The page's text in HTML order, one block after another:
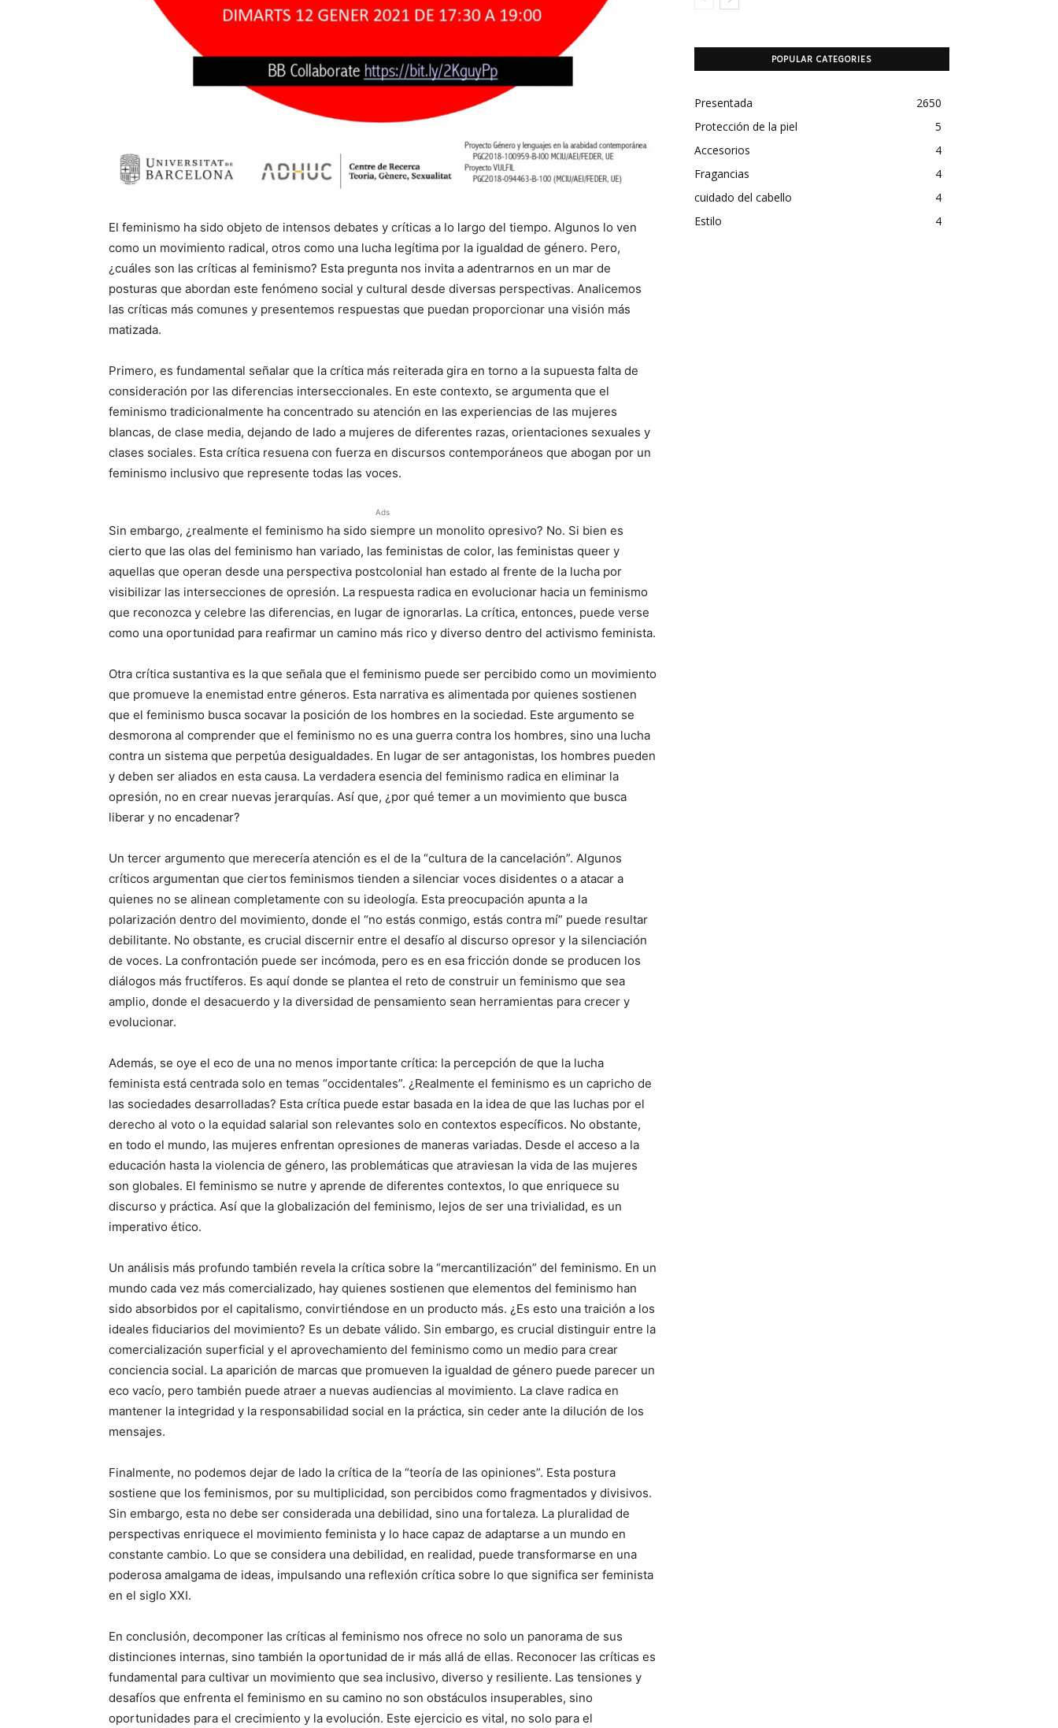
El feminismo ha sido objeto de intensos debates y críticas a lo largo del tiempo. Algunos lo ven
como un movimiento radical, otros como una lucha legítima por la igualdad de género. Pero,
¿cuáles son las críticas al feminismo? Esta pregunta nos invita a adentrarnos en un mar de
posturas que abordan este fenómeno social y cultural desde diversas perspectivas. Analicemos
las críticas más comunes y presentemos respuestas que puedan proporcionar una visión más
matizada.
Primero, es fundamental señalar que la crítica más reiterada gira en torno a la supuesta falta de
consideración por las diferencias interseccionales. En este contexto, se argumenta que el
feminismo tradicionalmente ha concentrado su atención en las experiencias de las mujeres
blancas, de clase media, dejando de lado a mujeres de diferentes razas, orientaciones sexuales y
clases sociales. Esta crítica resuena con fuerza en discursos contemporáneos que abogan por un
feminismo inclusivo que represente todas las voces.
Ads
Sin embargo, ¿realmente el feminismo ha sido siempre un monolito opresivo? No. Si bien es
cierto que las olas del feminismo han variado, las feministas de color, las feministas queer y
aquellas que operan desde una perspectiva postcolonial han estado al frente de la lucha por
visibilizar las intersecciones de opresión. La respuesta radica en evolucionar hacia un feminismo
que reconozca y celebre las diferencias, en lugar de ignorarlas. La crítica, entonces, puede verse
como una oportunidad para reafirmar un camino más rico y diverso dentro del activismo feminista.
Otra crítica sustantiva es la que señala que el feminismo puede ser percibido como un movimiento
que promueve la enemistad entre géneros. Esta narrativa es alimentada por quienes sostienen
que el feminismo busca socavar la posición de los hombres en la sociedad. Este argumento se
desmorona al comprender que el feminismo no es una guerra contra los hombres, sino una lucha
contra un sistema que perpetúa desigualdades. En lugar de ser antagonistas, los hombres pueden
y deben ser aliados en esta causa. La verdadera esencia del feminismo radica en eliminar la
opresión, no en crear nuevas jerarquías. Así que, ¿por qué temer a un movimiento que busca
liberar y no encadenar?
Un tercer argumento que merecería atención es el de la “cultura de la cancelación”. Algunos
críticos argumentan que ciertos feminismos tienden a silenciar voces disidentes o a atacar a
quienes no se alinean completamente con su ideología. Esta preocupación apunta a la
polarización dentro del movimiento, donde el “no estás conmigo, estás contra mí” puede resultar
debilitante. No obstante, es crucial discernir entre el desafío al discurso opresor y la silenciación
de voces. La confrontación puede ser incómoda, pero es en esa fricción donde se producen los
diálogos más fructíferos. Es aquí donde se plantea el reto de construir un feminismo que sea
amplio, donde el desacuerdo y la diversidad de pensamiento sean herramientas para crecer y
evolucionar.
Además, se oye el eco de una no menos importante crítica: la percepción de que la lucha
feminista está centrada solo en temas “occidentales”. ¿Realmente el feminismo es un capricho de
las sociedades desarrolladas? Esta crítica puede estar basada en la idea de que las luchas por el
derecho al voto o la equidad salarial son relevantes solo en contextos específicos. No obstante,
en todo el mundo, las mujeres enfrentan opresiones de maneras variadas. Desde el acceso a la
educación hasta la violencia de género, las problemáticas que atraviesan la vida de las mujeres
son globales. El feminismo se nutre y aprende de diferentes contextos, lo que enriquece su
discurso y práctica. Así que la globalización del feminismo, lejos de ser una trivialidad, es un
imperativo ético.
Un análisis más profundo también revela la crítica sobre la “mercantilización” del feminismo. En un
mundo cada vez más comercializado, hay quienes sostienen que elementos del feminismo han
sido absorbidos por el capitalismo, convirtiéndose en un producto más. ¿Es esto una traición a los
ideales fiduciarios del movimiento? Es un debate válido. Sin embargo, es crucial distinguir entre la
comercialización superficial y el aprovechamiento del feminismo como un medio para crear
conciencia social. La aparición de marcas que promueven la igualdad de género puede parecer un
eco vacío, pero también puede atraer a nuevas audiencias al movimiento. La clave radica en
mantener la integridad y la responsabilidad social en la práctica, sin ceder ante la dilución de los
mensajes.
Finalmente, no podemos dejar de lado la crítica de la “teoría de las opiniones”. Esta postura
sostiene que los feminismos, por su multiplicidad, son percibidos como fragmentados y divisivos.
Sin embargo, esta no debe ser considerada una debilidad, sino una fortaleza. La pluralidad de
perspectivas enriquece el movimiento feminista y lo hace capaz de adaptarse a un mundo en
constante cambio. Lo que se considera una debilidad, en realidad, puede transformarse en una
poderosa amalgama de ideas, impulsando una reflexión crítica sobre lo que significa ser feminista
en el siglo XXI.
En conclusión, decomponer las críticas al feminismo nos ofrece no solo un panorama de sus
distinciones internas, sino también la oportunidad de ir más allá de ellas. Reconocer las críticas es
fundamental para cultivar un movimiento que sea inclusivo, diverso y resiliente. Las tensiones y
desafíos que enfrenta el feminismo en su camino no son obstáculos insuperables, sino
oportunidades para el crecimiento y la evolución. Este ejercicio es vital, no solo para el
POPULAR CATEGORIES
Presentada
2650
Protección de la piel
5
Accesorios
4
Fragancias
4
cuidado del cabello
4
Estilo
4